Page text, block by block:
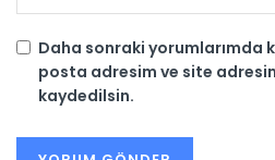
Daha sonraki yorumlarımda
posta adresim ve site
kaydedilsin.